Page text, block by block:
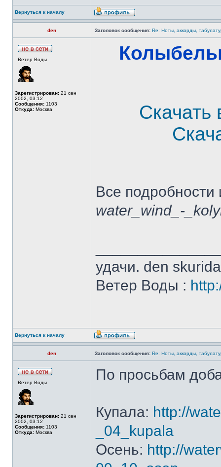
Вернуться к началу
den Заголовок сообщения: Re: Ноты, аккорды,
Ветер Воды
Зарегистрирован: 21 сен
2002, 03:12
Сообщения: 1103
Откуда: Москва
Все подробности
water_wind_-
удачи. den
Ветер Воды :
Вернуться к началу
den Заголовок сообщения: Re: Ноты, аккорды,
Ветер Воды
Зарегистрирован: 21 сен
2002, 03:12
Сообщения: 1103
Откуда: Москва
По просьбам
Купала: http://
_04_kupala
Осень: http://